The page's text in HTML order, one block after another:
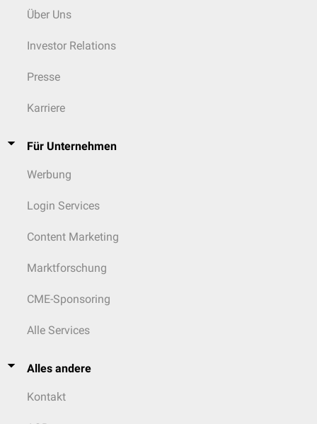
Über Uns
Investor Relations
Presse
Karriere
Für Unternehmen
Werbung
Login Services
Content Marketing
Marktforschung
CME-Sponsoring
Alle Services
Alles andere
Kontakt